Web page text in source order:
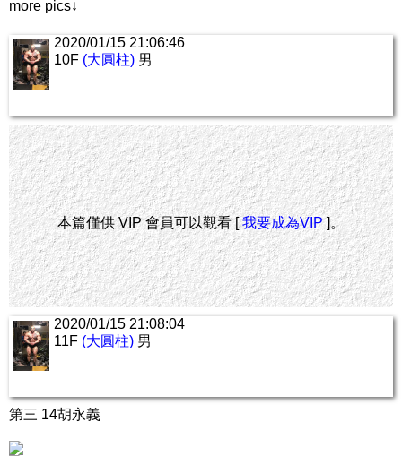
more pics↓
2020/01/15 21:06:46
10F (大圓柱) 男
本篇僅供 VIP 會員可以觀看 [我要成為VIP]。
2020/01/15 21:08:04
11F (大圓柱) 男
第三 14胡永義